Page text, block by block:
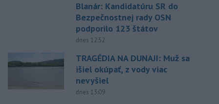
Blanár: Kandidatúru SR do
Bezpečnostnej rady OSN
podporilo 123 štátov
dnes 12:52
TRAGÉDIA NA DUNAJI: Muž sa
išiel okúpať, z vody viac
nevyšiel
dnes 13:09